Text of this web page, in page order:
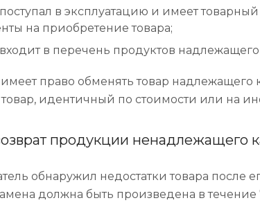
в эксплуатацию и имеет
на приобретение товара;
в перечень продуктов
право обменять товар надлежащего
идентичный по стоимости или на
продукции ненадлежащего
обнаружил недостатки товара после
должна быть произведена в